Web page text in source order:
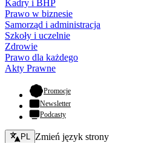
Kadry i BHP
Prawo w biznesie
Samorząd i administracja
Szkoły i uczelnie
Zdrowie
Prawo dla każdego
Akty Prawne
Promocje- otwiera się w nowej karcie
Newsletter
Podcasty
Zmień język - bieżący:
PL Zmień język strony